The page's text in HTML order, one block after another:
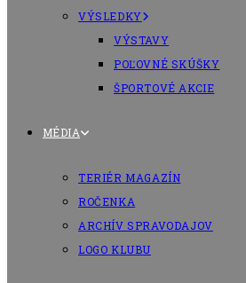
VÝSLEDKY
VÝSTAVY
POĽOVNÉ SKÚŠKY
ŠPORTOVÉ AKCIE
MÉDIA
TERIÉR MAGAZÍN
ROČENKA
ARCHÍV SPRAVODAJOV
LOGO KLUBU